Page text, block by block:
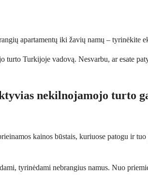
apartamentų iki žavių namų – tyrinėkite
Turkijoje vadovą. Nesvarbu, ar esate
nekilnojamojo turto
kainos būstais, kuriuose patogu ir
tyrinėdami nebrangius namus. Nuo